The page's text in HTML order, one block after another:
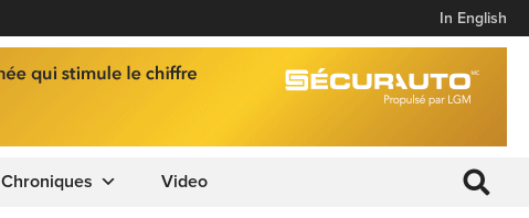
In English
Chroniques Video